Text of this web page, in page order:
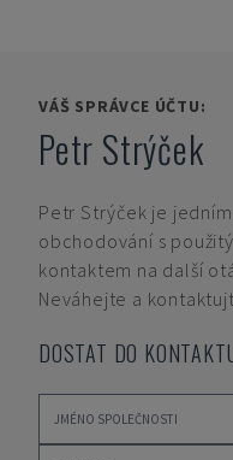
VÁŠ SPRÁVCE ÚČTU:
Petr Strýček
Petr Strýček je
obchodování s
kontaktem na další
Neváhejte a
DOSTAT DO